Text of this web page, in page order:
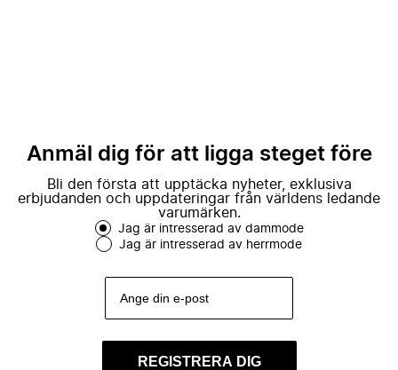
Anmäl dig för att ligga steget före
Bli den första att upptäcka nyheter, exklusiva
erbjudanden och uppdateringar från världens ledande
varumärken.
Jag är intresserad av dammode
Jag är intresserad av herrmode
REGISTRERA DIG